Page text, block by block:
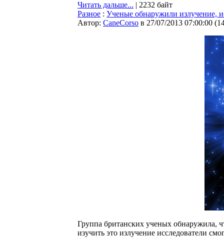
Читать дальше... | 2232 байт
Разное : Ученые обнаружили излучение,
Автор: CaneCorso в 27/07/2013 07:00:00 (
Группа британских ученых обнаружила,
изучить это излучение исследователи